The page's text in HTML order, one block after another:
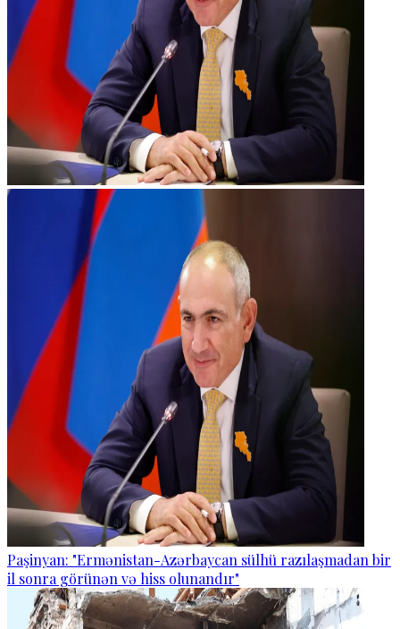
Paşinyan: "Ermənistan-Azərbaycan sülhü razılaşmadan bir
il sonra görünən və hiss olunandır"